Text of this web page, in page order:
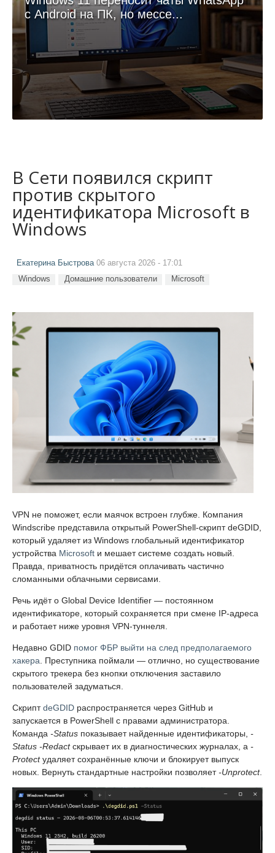
с Android на ПК, но мессе...
В Сети появился скрипт
против скрытого
идентификатора Microsoft в
Windows
Екатерина Быстрова06 августа 2026 - 17:01
Windows Домашние пользователи Microsoft
VPN не поможет, если маячок встроен глубже. Компания
Windscribe представила открытый PowerShell-скрипт deGDID,
который удаляет из Windows глобальный идентификатор
устройства Microsoft и мешает системе создать новый.
Правда, приватность придётся оплачивать частично
сломанными облачными сервисами.
Речь идёт о Global Device Identifier — постоянном
идентификаторе, который сохраняется при смене IP-адреса
и работает ниже уровня VPN-туннеля.
Недавно GDID помог ФБР выйти на след предполагаемого
хакера . Преступника поймали — отлично, но существование
скрытого трекера без кнопки отключения заставило
пользователей задуматься.
СкриптdeGDID распространяется через GitHub и
запускается в PowerShell с правами администратора.
Команда -Status показывает найденные идентификаторы, -
Status -Redactскрывает их в диагностических журналах, а -
Protectудаляет сохранённые ключи и блокирует выпуск
новых. Вернуть стандартные настройки позволяет-Unprotect.